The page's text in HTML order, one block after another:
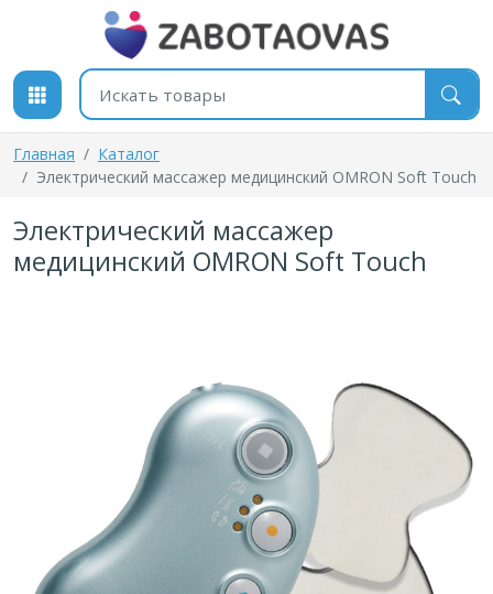
К содержимому
Поиск товаров
Главная
Каталог
Электрический массажер медицинский OMRON Soft Touch
Электрический массажер
медицинский OMRON Soft Touch